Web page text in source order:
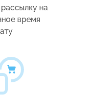
на
время